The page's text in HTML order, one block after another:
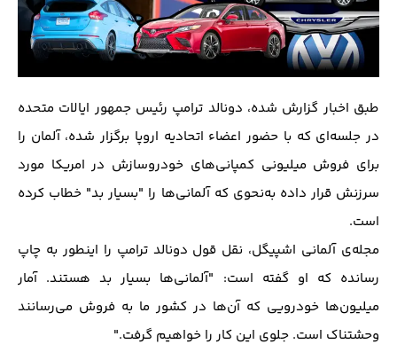
طبق اخبار گزارش شده، دونالد ترامپ رئیس جمهور ایالات متحده
در جلسه‌ای که با حضور اعضاء اتحادیه اروپا برگزار شده، آلمان را
برای فروش میلیونی کمپانی‌های خودروسازش در امریکا مورد
سرزنش قرار داده به‌نحوی که آلمانی‌ها را "بسیار بد" خطاب کرده
است.
مجله‌ی آلمانی اشپیگل، نقل قول دونالد ترامپ را اینطور به چاپ
رسانده که او گفته است: "آلمانی‌ها بسیار بد هستند. آمار
میلیون‌ها خودرویی که آن‌ها در کشور ما به فروش می‌رسانند
وحشتناک است. جلوی این کار را خواهیم گرفت."